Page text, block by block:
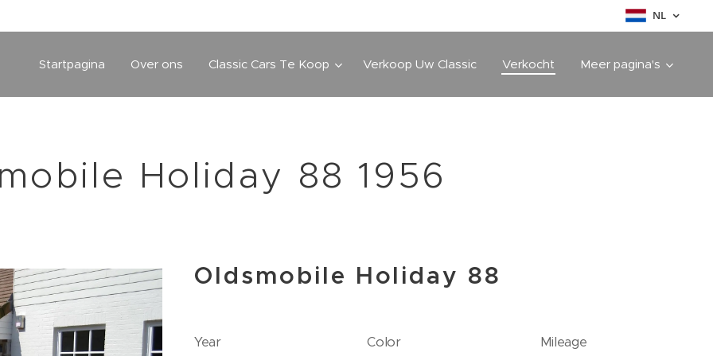
NL
Startpagina Over ons Classic Cars Te Koop Verkoop Uw Classic Verkocht Meer pagina's
Holiday 88 1956
Oldsmobile Holiday 88
Year Color Mileage